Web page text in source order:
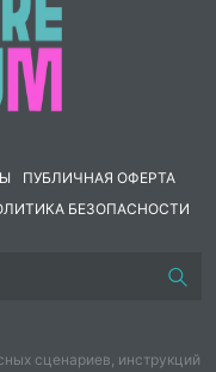
зоне? Смотрите,
льда.
Чем айсберги
образ
ПУБЛИЧНАЯ ОФЕРТА
БЕЗОПАСНОСТИ
сценариев, инструкций